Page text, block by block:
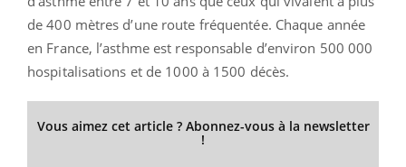
de 400 mètres d’une route fréquentée. Chaque année
en France, l’asthme est responsable d’environ 500 000
hospitalisations et de 1000 à 1500 décès.
Vous aimez cet article ? Abonnez-vous à la newsletter
!